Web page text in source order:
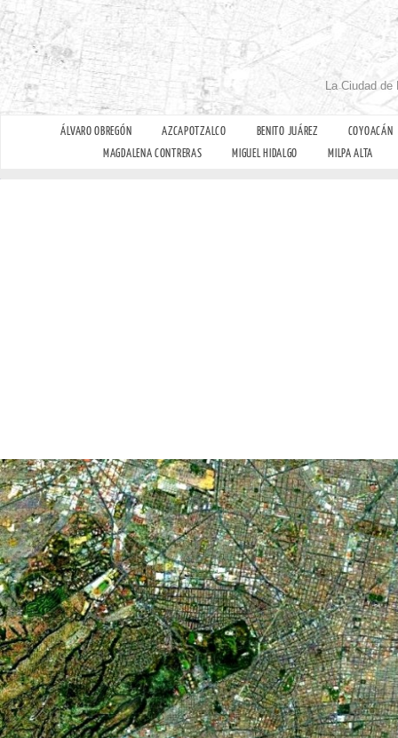
La Ciudad
ÁLVARO OBREGÓN AZCAPOTZALCO BENITO JUÁREZ
COYOACÁN
MAGDALENA CONTRERAS
MIGUEL HIDALGO MILPA ALTA